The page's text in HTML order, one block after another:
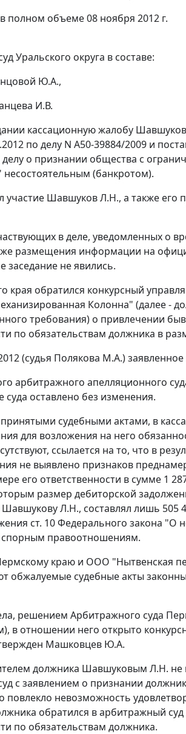
полном объеме 08 ноября 2012 г.
Уральского округа в составе:
Ю.А.,
И.В.
кассационную жалобу
по делу N А50-39884/2009 и
делу о признании общества с
(банкротом).
участие Шавшуков Л.Н., а также его
в деле, уведомленных о
размещения информации на
заседание не явились.
края обратился конкурсный
Колонна" (далее -
требования) о привлечении
по обязательствам должника в
(судья Полякова М.А.)
арбитражного апелляционного
оставлено без изменения.
судебными актами, в
для возложения на него
ссылается на то, что в
не выявлено признаков
его ответственности в сумме 1
размер дебиторской
Л.Н., составлял лишь 505
ст. 10Федерального закона "О
правоотношениям.
краю и ООО "Нытвенская
обжалуемые судебные акты
решением Арбитражного суда
в отношении него открыто
Машковцев Ю.А.
должника Шавшуковым Л.Н.
с заявлением о признании
повлекло невозможность
обратился в арбитражный
по обязательствам должника.